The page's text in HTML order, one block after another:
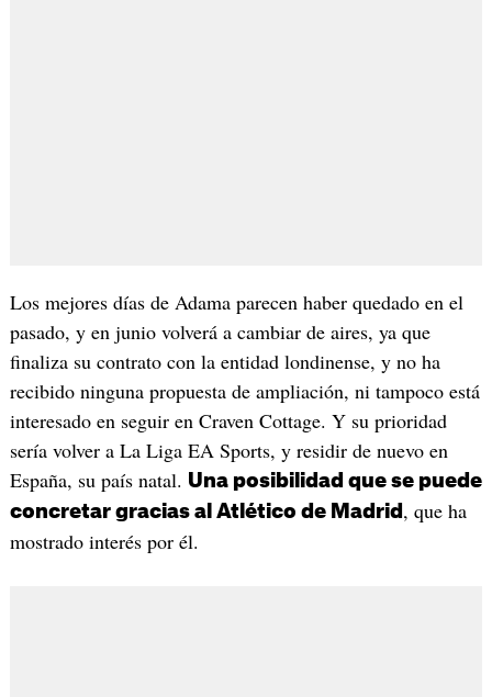
Los mejores días de Adama parecen haber quedado en el
pasado, y en junio volverá a cambiar de aires, ya que
finaliza su contrato con la entidad londinense, y no ha
recibido ninguna propuesta de ampliación, ni tampoco está
interesado en seguir en Craven Cottage. Y su prioridad
sería volver a La Liga EA Sports, y residir de nuevo en
España, su país natal. Una posibilidad que se puede
concretar gracias al Atlético de Madrid , que ha
mostrado interés por él.